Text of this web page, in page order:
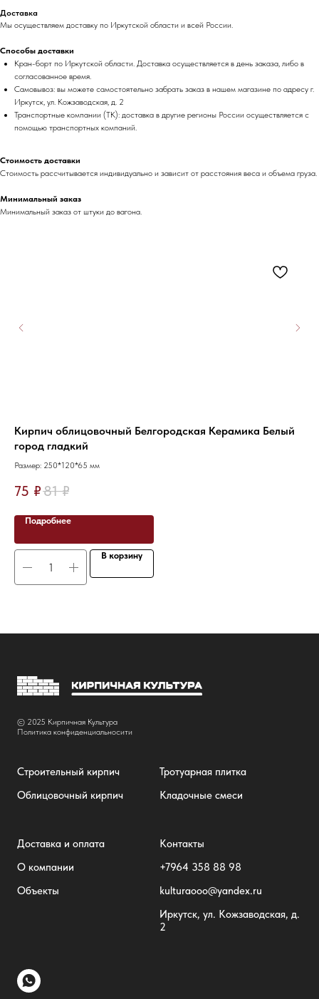
Доставка
Мы осуществляем доставку по Иркутской области и всей России.
Способы доставки
Кран-борт по Иркутской области. Доставка осуществляется в день заказа, либо в
согласованное время.
Самовывоз: вы можете самостоятельно забрать заказ в нашем магазине по адресу г.
Иркутск, ул. Кожзаводская, д. 2
Транспортные компании (ТК): доставка в другие регионы России осуществляется с
помощью транспортных компаний.
Стоимость доставки
Стоимость рассчитывается индивидуально и зависит от расстояния веса и объема груза.
Минимальный заказ
Минимальный заказ от штуки до вагона.
Кирпич облицовочный Белгородская Керамика Белый
город гладкий
Размер: 250*120*65 мм
75 ₽81 ₽
Подробнее
В корзину
© 2025 Кирпичная Культура
Политика конфиденциальносити
Строительный кирпич
Облицовочный кирпич
Тротуарная плитка
Кладочные смеси
Доставка и оплата
О компании
Объекты
Контакты
+7964 358 88 98
kulturaooo@yandex.ru
Иркутск, ул. Кожзаводская, д.
2